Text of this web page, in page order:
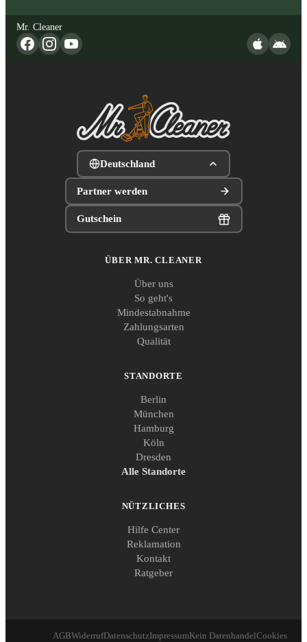
Mr. Cleaner
Deutschland
Partner werden
Gutschein
ÜBER MR. CLEANER
Über uns
So geht's
Mindestabnahme
Zahlungsarten
Qualität
STANDORTE
Berlin
München
Hamburg
Köln
Dresden
Alle Standorte
NÜTZLICHES
Hilfe Center
Reklamation
Kontakt
Ratgeber
AGBWiderrufDatenschutzImpressumKein DatenhandelCookies